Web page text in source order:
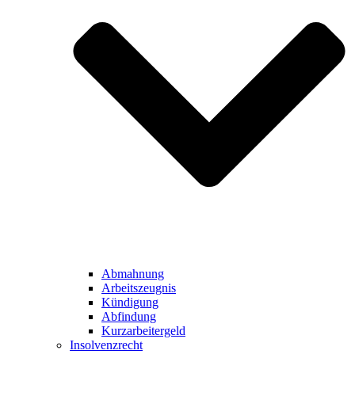
Abmahnung
Arbeitszeugnis
Kündigung
Abfindung
Kurzarbeitergeld
Insolvenzrecht